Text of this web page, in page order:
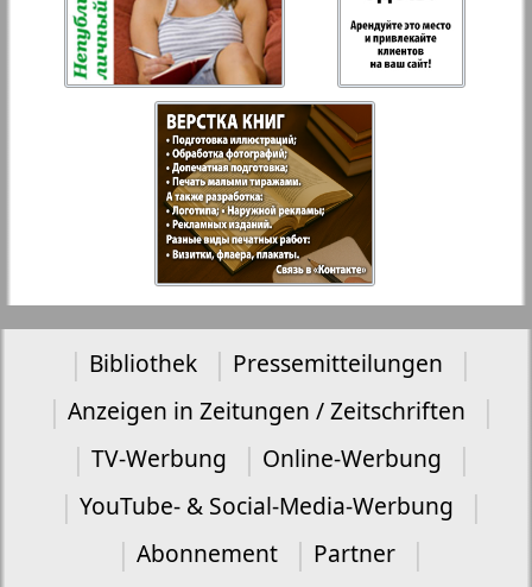
Bibliothek
Pressemitteilungen
Anzeigen in Zeitungen / Zeitschriften
TV-Werbung
Online-Werbung
YouTube- & Social-Media-Werbung
Abonnement
Partner